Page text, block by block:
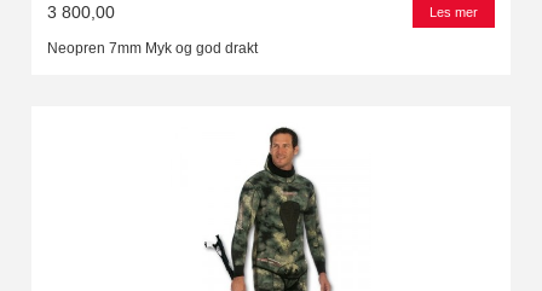
3 800,00 Les mer
Neopren 7mm Myk og god drakt